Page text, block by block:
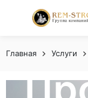
Главная Услуги